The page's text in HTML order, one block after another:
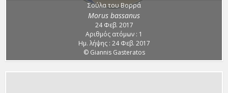
Σούλα του Βορρά
Morus bassanus
24 Φεβ. 2017
Αριθμός ατόμων : 1
Ημ. λήψης : 24 Φεβ. 2017
© Giannis Gasteratos